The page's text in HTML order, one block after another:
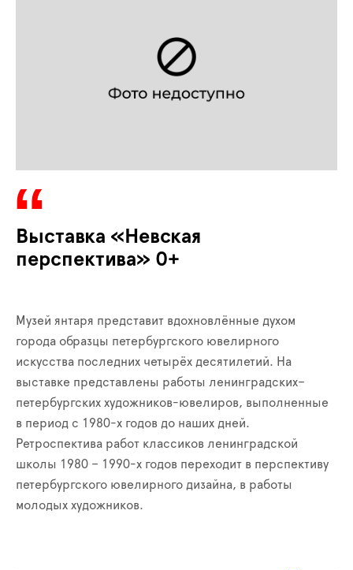
Выставка «Невская
перспектива» 0+
Музей янтаря представит вдохновлённые духом
города образцы петербургского ювелирного
искусства последних четырёх десятилетий. На
выставке представлены работы ленинградских–
петербургских художников-ювелиров, выполненные
в период с 1980-х годов до наших дней.
Ретроспектива работ классиков ленинградской
школы 1980 – 1990-х годов переходит в перспективу
петербургского ювелирного дизайна, в работы
молодых художников.